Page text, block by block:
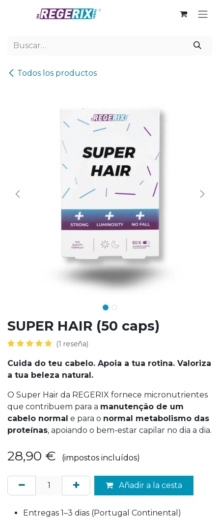
Todos los productos
SUPER HAIR (50 caps)
(1 reseña)
Cuida do teu cabelo. Apoia a tua rotina. Valoriza
a tua beleza natural.
O Super Hair da REGERIX fornece micronutrientes
que contribuem para a manutenção de um
cabelo normal e para o normal metabolismo das
proteínas, apoiando o bem-estar capilar no dia a dia.
28,90 € (impostos incluídos)
Añadir a la cesta
Entregas 1–3 dias (Portugal Continental)